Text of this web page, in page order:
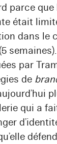
parce que
était
dans le
par
de
qui a